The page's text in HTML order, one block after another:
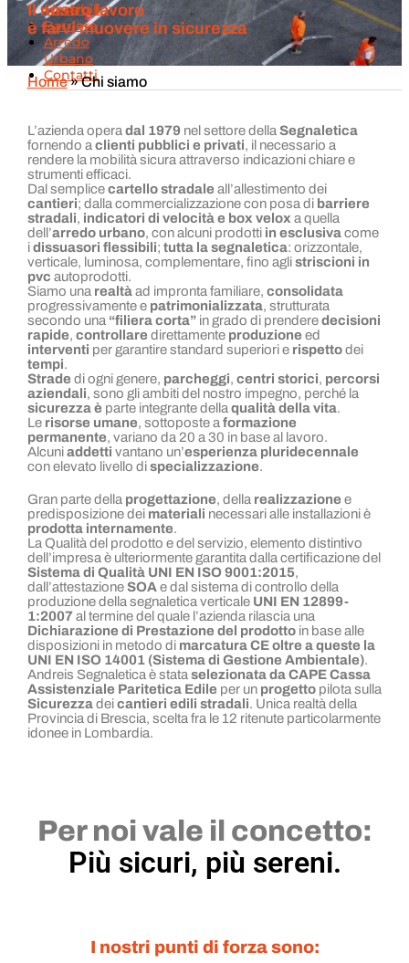
Flessibili
Barriere
Arredo
Urbano
Contatti
Il nostro lavoro
è farvi muovere in sicurezza
Home»Chi siamo
L’azienda operadal 1979nel settore dellaSegnaletica
fornendo aclienti pubblici e privati, il necessario a
rendere la mobilità sicura attraverso indicazioni chiare e
strumenti efficaci.
Dal semplicecartello stradale all’allestimento dei
cantieri; dalla commercializzazione con posa di barriere
stradali, indicatori di velocità e box velox a quella
dell’arredo urbano, con alcuni prodotti in esclusivacome
idissuasori flessibili; tutta la segnaletica: orizzontale,
verticale, luminosa, complementare, fino aglistriscioni in
pvc autoprodotti.
Siamo una realtàad impronta familiare, consolidata
progressivamente epatrimonializzata, strutturata
secondo una “filiera corta”in grado di prenderedecisioni
rapide, controllare direttamente produzione ed
interventi per garantire standard superiori e rispettodei
tempi.
Strade di ogni genere, parcheggi, centri storici, percorsi
aziendali, sono gli ambiti del nostro impegno, perché la
sicurezza è parte integrante dellaqualità della vita.
Le risorse umane, sottoposte aformazione
permanente, variano da 20 a 30 in base al lavoro.
Alcuniaddetti vantano un’esperienza pluridecennale
con elevato livello dispecializzazione.
Gran parte della progettazione, della realizzazione e
predisposizione dei materiali necessari alle installazioni è
prodotta internamente.
La Qualità del prodotto e del servizio, elemento distintivo
dell’impresa è ulteriormente garantita dalla certificazione del
Sistema di Qualità UNI EN ISO 9001:2015,
dall’attestazioneSOAe dal sistema di controllo della
produzione della segnaletica verticale UNI EN 12899-
1:2007al termine del quale l’azienda rilascia una
Dichiarazione di Prestazione del prodottoin base alle
disposizioni in metodo di marcatura CEoltre a queste la
UNI EN ISO 14001(Sistema di Gestione Ambientale).
Andreis Segnaletica è stataselezionata da CAPE Cassa
Assistenziale Paritetica Edile per un progettopilota sulla
Sicurezzadeicantieri edili stradali. Unica realtà della
Provincia di Brescia, scelta fra le 12 ritenute particolarmente
idonee in Lombardia.
Per noi vale il concetto:
Più sicuri, più sereni.
I nostri punti di forza sono: